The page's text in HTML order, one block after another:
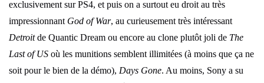
exclusivement sur PS4, et puis on a surtout eu droit au très
impressionnant God of War, au curieusement très intéressant
Detroitde Quantic Dream ou encore au clone plutôt joli de The
Last of US où les munitions semblent illimitées (à moins que ça ne
soit pour le bien de la démo), Days Gone. Au moins, Sony a su